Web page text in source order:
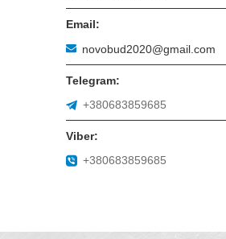
novobud2020@gmail.com
+380683859685
+380683859685